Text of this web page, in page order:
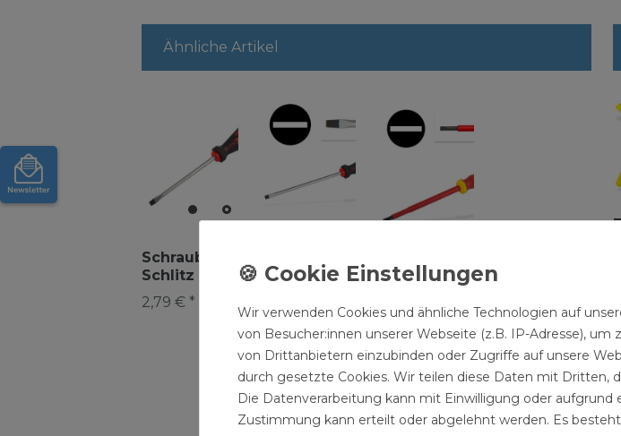
Ähnliche Artikel
Schraubendreher
Schlitz 6,5x100
2,79 € *
Schlitz 5,5x125 Schlitz
2,29 € *
Wir verwenden Cookies und ähnliche Technologien auf
von Besucher:innen unserer Webseite (z.B. IP-Adresse),
von Drittanbietern einzubinden oder Zugriffe auf unsere
durch gesetzte Cookies. Wir teilen diese Daten mit Dritten,
Die Datenverarbeitung kann mit Einwilligung oder
Zustimmung kann erteilt oder abgelehnt werden. Es